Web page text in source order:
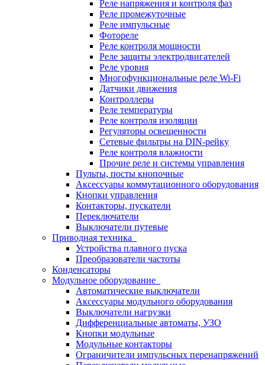
Реле напряжения и контроля фаз
Реле промежуточные
Реле импульсные
Фотореле
Реле контроля мощности
Реле защиты электродвигателей
Реле уровня
Многофункциональные реле Wi-Fi
Датчики движения
Контроллеры
Реле температуры
Реле контроля изоляции
Регуляторы освещенности
Сетевые фильтры на DIN-рейку
Реле контроля влажности
Прочие реле и системы управления
Пульты, посты кнопочные
Аксессуары коммутационного оборудования
Кнопки управления
Контакторы, пускатели
Переключатели
Выключатели путевые
Приводная техника
Устройства плавного пуска
Преобразователи частоты
Конденсаторы
Модульное оборудование
Автоматические выключатели
Аксессуары модульного оборудования
Выключатели нагрузки
Дифференциальные автоматы, УЗО
Кнопки модульные
Модульные контакторы
Ограничители импульсных перенапряжений